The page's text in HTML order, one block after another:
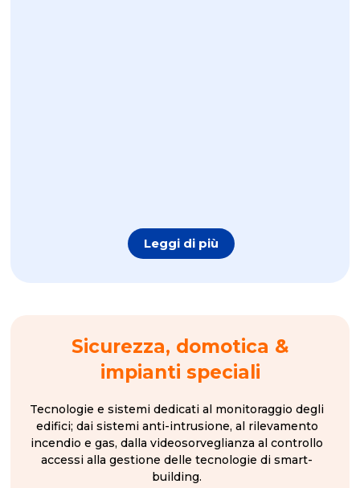
Leggi di più
Sicurezza, domotica &
impianti speciali
Tecnologie e sistemi dedicati al monitoraggio degli
edifici; dai sistemi anti-intrusione, al rilevamento
incendio e gas, dalla videosorveglianza al controllo
accessi alla gestione delle tecnologie di smart-
building.